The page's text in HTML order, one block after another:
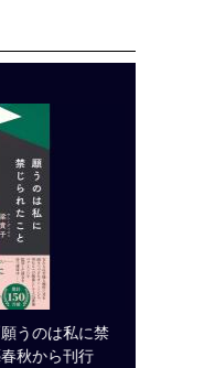
うのは私に禁
秋から刊行